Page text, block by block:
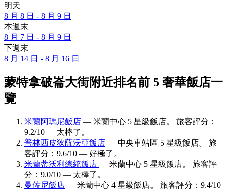
明天
8 月 8 日 - 8 月 9 日
本週末
8 月 7 日 - 8 月 9 日
下週末
8 月 14 日 - 8 月 16 日
蒙特拿破崙大街附近排名前 5 奢華飯店一
覽
米蘭阿瑪尼飯店 — 米蘭中心 5 星級飯店。 旅客評分：
9.2/10 — 太棒了。
普林西皮狄薩沃亞飯店 — 中央車站區 5 星級飯店。 旅
客評分：9.6/10 — 好極了。
米蘭蒂沃利總統飯店 — 米蘭中心 5 星級飯店。 旅客評
分：9.0/10 — 太棒了。
曼佐尼飯店 — 米蘭中心 4 星級飯店。 旅客評分：9.4/10